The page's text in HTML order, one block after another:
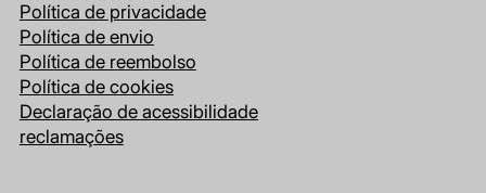
Política de privacidade
Política de envio
Política de reembolso
Política de cookies
Declaração de acessibilidade
reclamações